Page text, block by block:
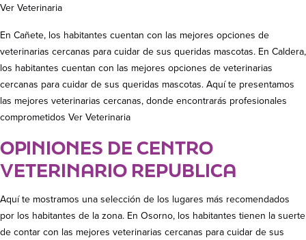
Ver Veterinaria
En Cañete, los habitantes cuentan con las mejores opciones de
veterinarias cercanas para cuidar de sus queridas mascotas. En Caldera,
los habitantes cuentan con las mejores opciones de veterinarias
cercanas para cuidar de sus queridas mascotas. Aquí te presentamos
las mejores veterinarias cercanas, donde encontrarás profesionales
comprometidos Ver Veterinaria
OPINIONES DE CENTRO
VETERINARIO REPUBLICA
Aquí te mostramos una selección de los lugares más recomendados
por los habitantes de la zona. En Osorno, los habitantes tienen la suerte
de contar con las mejores veterinarias cercanas para cuidar de sus